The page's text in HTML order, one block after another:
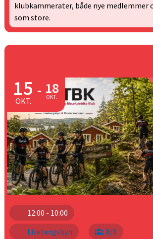
klubkammerater, både nye medlemmer
som store.
15
OKT.
- 18
OKT.
12:00 - 10:00
Lisebergsbyn
8/8